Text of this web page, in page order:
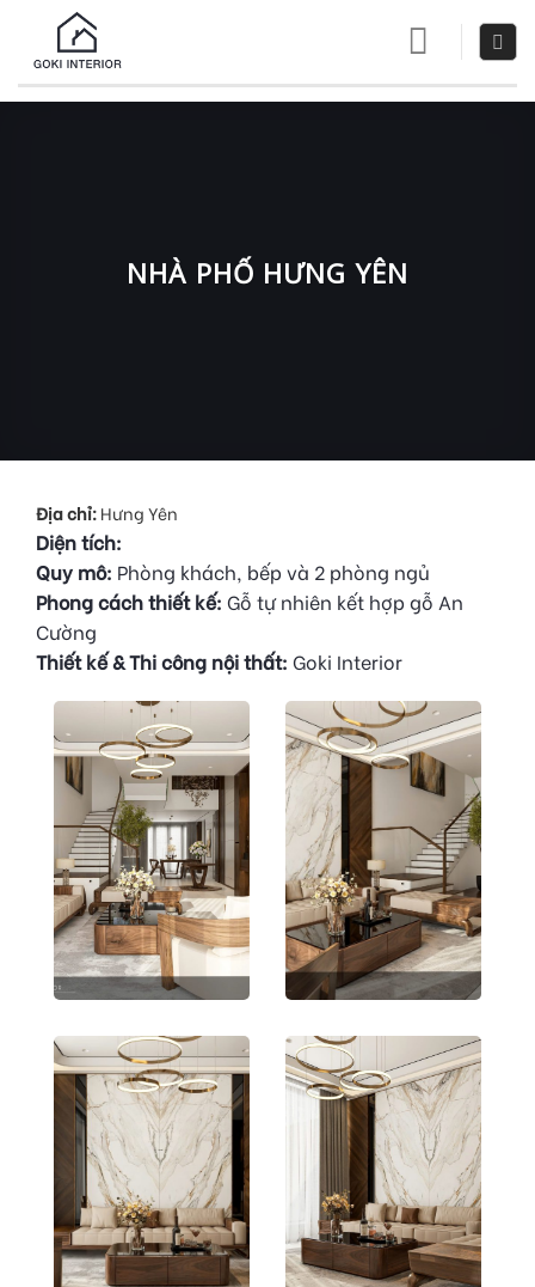
content
NHÀ PHỐ HƯNG YÊN
Địa chỉ:Hưng Yên
Diện tích:
Quy mô: Phòng khách, bếp và 2 phòng ngủ
Phong cách thiết kế: Gỗ tự nhiên kết hợp gỗ An
Cường
Thiết kế & Thi công nội thất: Goki Interior